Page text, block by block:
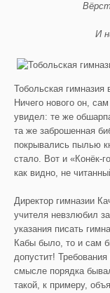
И
Тобольская
Ничего нового он,
увидел: те же
та же заброшенная
покрывались пылью
стало. Вот и «Конёк-
как видно, не
Директор гимназии
учителя невзлюбил
указания писать
Кабы было, то и сам
допустит!
смысле порядка
такой, к примеру,